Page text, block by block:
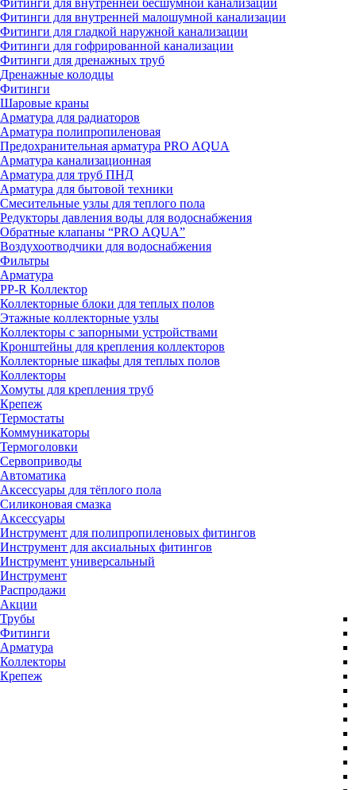
Фитинги для внутренней малошумной канализации
Фитинги для гладкой наружной канализации
Фитинги для гофрированной канализации
Фитинги для дренажных труб
Дренажные колодцы
Фитинги
Шаровые краны
Арматура для радиаторов
Арматура полипропиленовая
Предохранительная арматура PRO AQUA
Арматура канализационная
Арматура для труб ПНД
Арматура для бытовой техники
Смесительные узлы для теплого пола
Редукторы давления воды для водоснабжения
Обратные клапаны “PRO AQUA”
Воздухоотводчики для водоснабжения
Фильтры
Арматура
PP-R Коллектор
Коллекторные блоки для теплых полов
Этажные коллекторные узлы
Коллекторы с запорными устройствами
Кронштейны для крепления коллекторов
Коллекторные шкафы для теплых полов
Коллекторы
Хомуты для крепления труб
Крепеж
Термостаты
Коммуникаторы
Термоголовки
Сервоприводы
Автоматика
Аксессуары для тёплого пола
Силиконовая смазка
Аксессуары
Инструмент для полипропиленовых фитингов
Инструмент для аксиальных фитингов
Инструмент универсальный
Инструмент
Распродажи
Акции
Трубы
Фитинги
Арматура
Коллекторы
Крепеж